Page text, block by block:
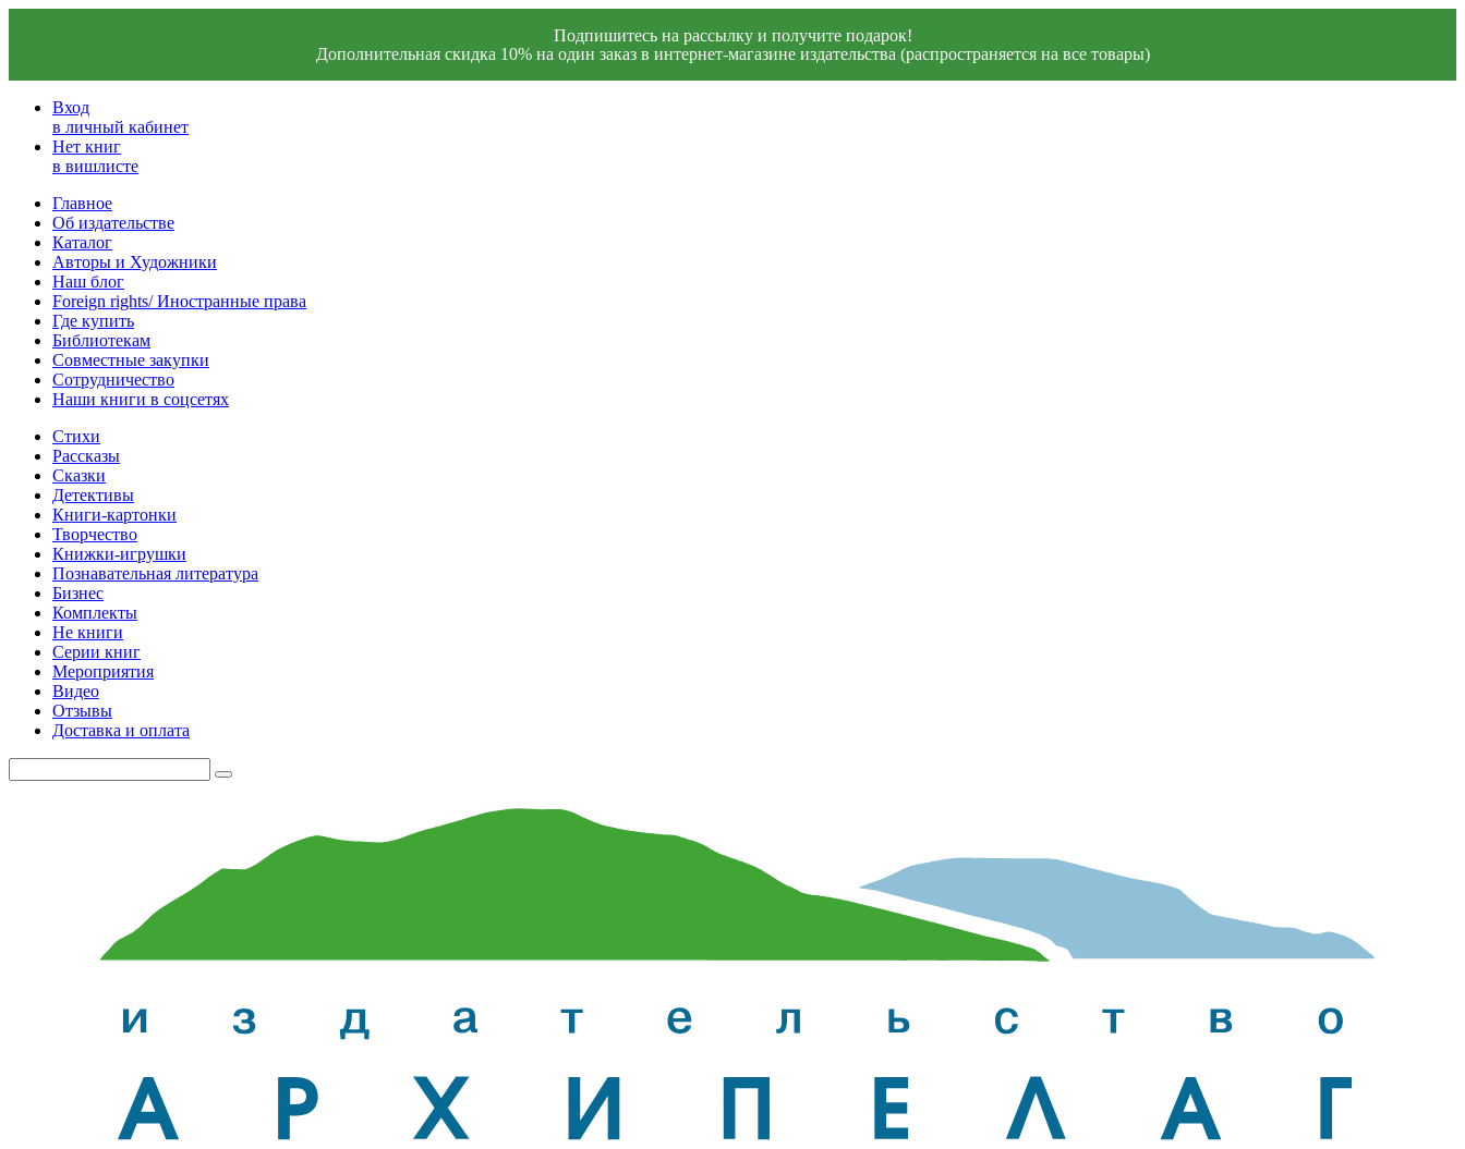
Подпишитесь на рассылку и получите подарок!
Дополнительная скидка 10% на один заказ в интернет-магазине издательства (распространяется на все товары)
Вход
в личный кабинет
Нет книг
в вишлисте
Главное
Об издательстве
Каталог
Авторы и Художники
Наш блог
Foreign rights/ Иностранные права
Где купить
Библиотекам
Совместные закупки
Сотрудничество
Наши книги в соцсетях
Стихи
Рассказы
Сказки
Детективы
Книги-картонки
Творчество
Книжки-игрушки
Познавательная литература
Бизнес
Комплекты
Не книги
Серии книг
Мероприятия
Видео
Отзывы
Доставка и оплата